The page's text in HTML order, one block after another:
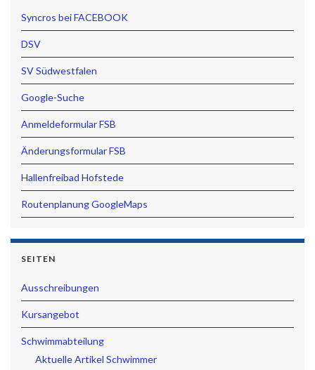
Syncros bei FACEBOOK
DSV
SV Südwestfalen
Google-Suche
Anmeldeformular FSB
Änderungsformular FSB
Hallenfreibad Hofstede
Routenplanung GoogleMaps
SEITEN
Ausschreibungen
Kursangebot
Schwimmabteilung
Aktuelle Artikel Schwimmer